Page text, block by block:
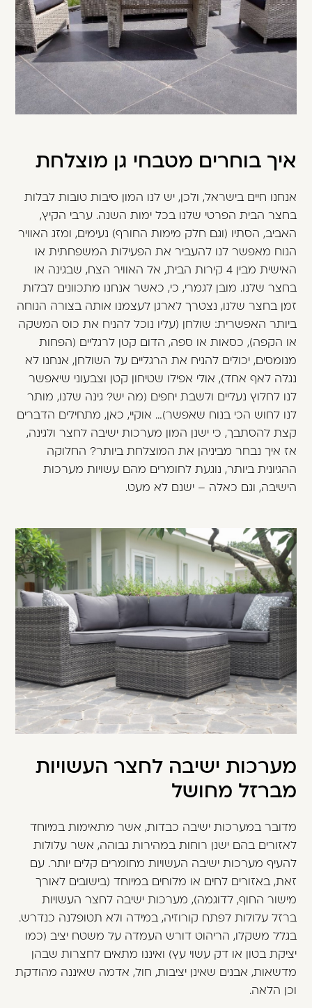
משתמש חדש/אורח
דאגנו לכם ליצירת חשבון קלה ומהירה במיוחד.
המשיכו למילוי פרטיכם ותוכלו ליהנות מהיתרונות של
משתמש רשום כבר עכשיו.
להרשמה
איך בוחרים מטבחי גן מוצלחת
אנחנו חיים בישראל, ולכן, יש לנו המון סיבות טובות לבלות
בחצר הבית הפרטי שלנו בכל ימות השנה. ערבי הקיץ,
האביב, הסתיו (וגם חלק מימות החורף) נעימים, ומזג האוויר
הנוח מאפשר לנו להעביר את הפעילות המשפחתית או
האישית מבין 4 קירות הבית, אל האוויר הצח, שבגינה או
בחצר שלנו. מובן לגמרי, כי, כאשר אנחנו מתכוונים לבלות
זמן בחצר שלנו, נצטרך לארגן לעצמנו אותה בצורה הנוחה
ביותר האפשרית: שולחן (עליו נוכל להניח את כוס המשקה
או הקפה), כסאות או ספה, הדום קטן לרגליים (הפחות
מנומסים, יכולים להניח את הרגליים על השולחן, אנחנו לא
נגלה לאף אחד), אולי אפילו שטיחון קטן וצבעוני שיאפשר
לנו לחלוץ נעליים ולשבת יחפים (מה יש? גינה שלנו, מותר
לנו לחוש הכי בנוח שאפשר)… אוקיי, כאן, מתחילים הדברים
קצת להסתבך, כי ישנן המון מערכות ישיבה לחצר ולגינה,
אז איך נבחר מביניהן את המוצלחת ביותר? החלוקה
ההגיונית ביותר, נוגעת לחומרים מהם עשויות מערכות
הישיבה, וגם כאלה – ישנם לא מעט.
מערכות ישיבה לחצר העשויות
מברזל מחושל
מדובר במערכות ישיבה כבדות, אשר מתאימות במיוחד
לאזורים בהם ישנן רוחות במהירות גבוהה, אשר עלולות
להעיף מערכות ישיבה העשויות מחומרים קלים יותר. עם
זאת, באזורים לחים או מלוחים במיוחד (בישובים לאורך
מישור החוף, לדוגמה), מערכות ישיבה לחצר העשויות
ברזל עלולות לפתח קורוזיה, במידה ולא תטופלנה כנדרש.
בגלל משקלו, הריהוט דורש העמדה על משטח יציב (כמו
יציקת בטון או דק עשוי עץ) ואיננו מתאים לחצרות שבהן
מדשאות, אבנים שאינן יציבות, חול, אדמה שאיננה מהודקת
וכן הלאה.